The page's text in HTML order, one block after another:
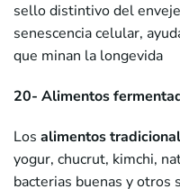
sello distintivo del
senescencia celular,
que minan la longevida
20- Alimentos
Los alimentos
yogur, chucrut, kimchi,
bacterias buenas y otros